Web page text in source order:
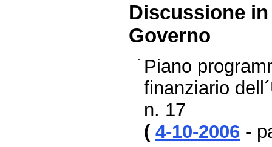
Discussione
Governo
Piano
finanziario
n. 17
(4-10-2006 -